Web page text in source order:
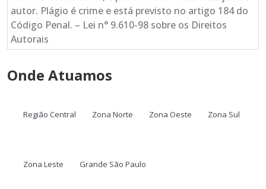
autor. Plágio é crime e está previsto no artigo 184 do
Código Penal. – Lei n° 9.610-98 sobre os Direitos
Autorais
Onde Atuamos
Região Central Zona Norte Zona Oeste Zona Sul
Zona Leste Grande São Paulo